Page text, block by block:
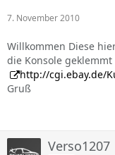
7. November 2010
Willkommen Diese
die Konsole geklemmt
http://cgi.ebay.de/
Gruß
Verso1207